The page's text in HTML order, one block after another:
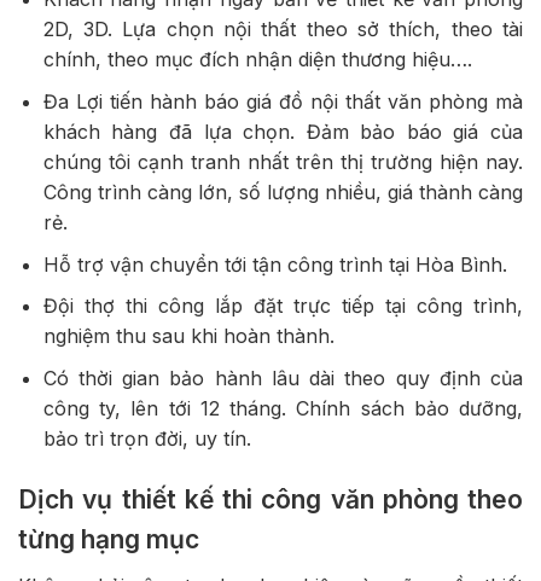
2D, 3D. Lựa chọn nội thất theo sở thích, theo tài
chính, theo mục đích nhận diện thương hiệu….
Đa Lợi tiến hành báo giá đồ nội thất văn phòng mà
khách hàng đã lựa chọn. Đảm bảo báo giá của
chúng tôi cạnh tranh nhất trên thị trường hiện nay.
Công trình càng lớn, số lượng nhiều, giá thành càng
rẻ.
Hỗ trợ vận chuyển tới tận công trình tại Hòa Bình.
Đội thợ thi công lắp đặt trực tiếp tại công trình,
nghiệm thu sau khi hoàn thành.
Có thời gian bảo hành lâu dài theo quy định của
công ty, lên tới 12 tháng. Chính sách bảo dưỡng,
bảo trì trọn đời, uy tín.
Dịch vụ thiết kế thi công văn phòng theo
từng hạng mục